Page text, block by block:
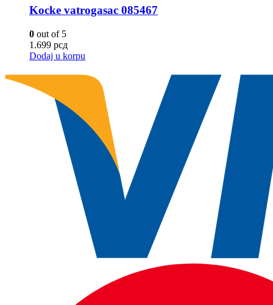
Kocke vatrogasac 085467
0 out of 5
1.699 рсд
Dodaj u korpu